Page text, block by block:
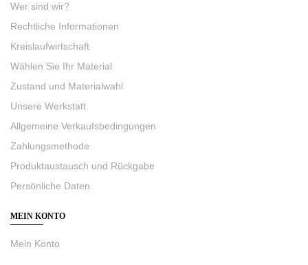
Wer sind wir?
Rechtliche Informationen
Kreislaufwirtschaft
Wählen Sie Ihr Material
Zustand und Materialwahl
Unsere Werkstatt
Allgemeine Verkaufsbedingungen
Zahlungsmethode
Produktaustausch und Rückgabe
Persönliche Daten
MEIN KONTO
Mein Konto